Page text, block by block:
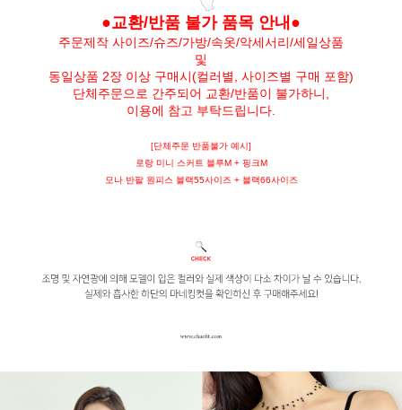
●교환/반품 불가 품목 안내●
주문제작 사이즈/슈즈/가방/속옷/악세서리/세일상품
및
동일상품 2장 이상 구매시(컬러별, 사이즈별 구매 포함)
단체주문으로 간주되어 교환/반품이 불가하니,
이용에 참고 부탁드립니다.
[단체주문 반품불가 예시]
로랑 미니 스커트 블루M + 핑크M
모나 반팔 원피스 블랙55사이즈 + 블랙66사이즈